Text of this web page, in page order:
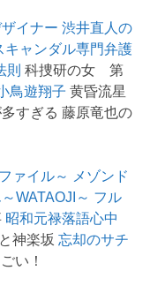
イナー 渋井直人の
キャンダル専門弁護
則 科捜研の女 第
鳥遊翔子 黄昏流星
すぎる 藤原竜也の
ァイル～
メゾンド
WATAOJI～ フル
昭和元禄落語心中
神楽坂忘却のサチ
い！